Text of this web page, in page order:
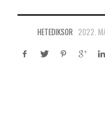
HETEDIKSOR 2022.